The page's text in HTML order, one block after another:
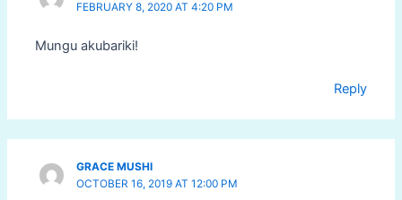
FEBRUARY 8, 2020 AT 4:20 PM
Mungu akubariki!
Reply
GRACE MUSHI
OCTOBER 16, 2019 AT 12:00 PM